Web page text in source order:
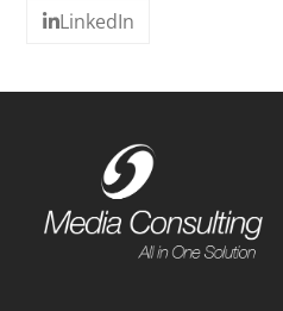
LinkedIn